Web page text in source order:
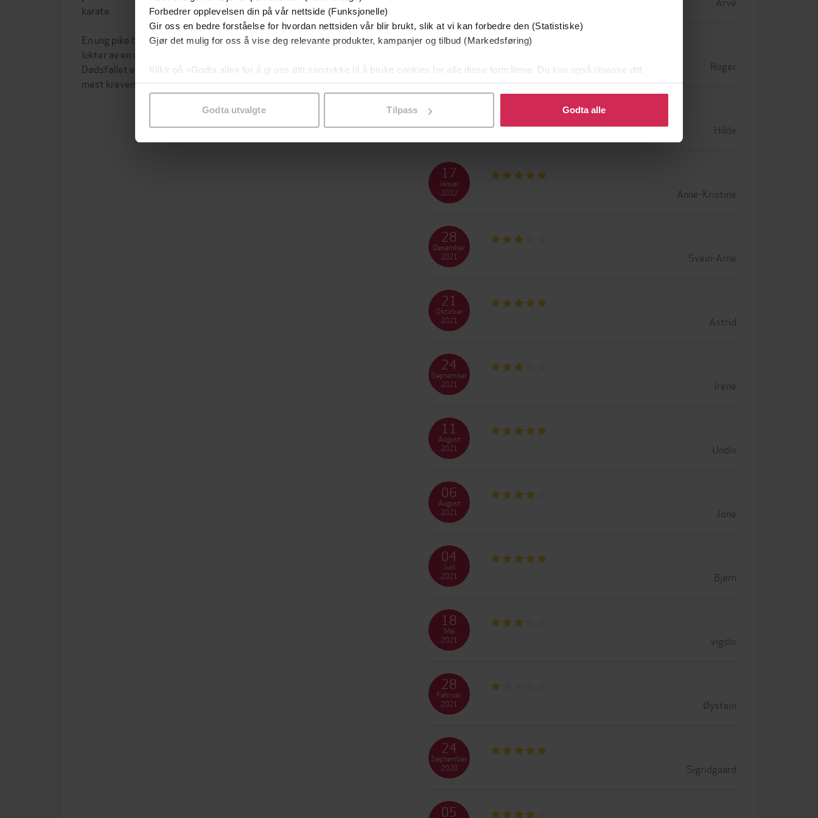
Forbedrer opplevelsen din på vår nettside (Funksjonelle)
Gir oss en bedre forståelse for hvordan nettsiden vår blir brukt, slik at vi kan forbedre den (Statistiske)
Gjør det mulig for oss å vise deg relevante produkter, kampanjer og tilbud (Markedsføring)
Klikk på «Godta alle» for å gi oss ditt samtykke til å bruke cookies for alle disse formålene. Du kan også tilpasse ditt
samtykke til spesifikke formål ved å klikke på «Tilpass». Du kan når som helst trekke tilbake eller endre ditt samtykke.
Godta utvalgte Tilpass Godta alle
karate.
En ung pike blir funnet død på Gamlebyen gravlund. Hun er naken og
lukter av en ubestemmelig kjemisk væske. I armen står en kanyle.
Dødsfallet er starten på en grusom sak som bare vokser og blir den
mest krevende i etterforskerens karriere.
Roger
11
2022
Hilde
2022
Anne-Kristine
17
Januar
2022
Svein-Arne
28
Desember
2021
Astrid
21
Oktober
2021
Irene
24
September
2021
Undis
11
August
2021
Jone
06
August
2021
Bjørn
04
Juni
2021
vigdis
18
Mai
2021
Øystein
28
Februar
2021
Sigridgaard
24
September
2020
05